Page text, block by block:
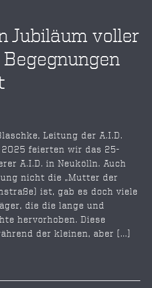
Jubiläum voller
Leitung der A.I.D.
feierten wir das 25-
A.I.D. in Neukölln. Auch
nicht die „Mutter der
ist, gab es doch viele
die die lange und
hervorhoben. Diese
der kleinen, aber [...]